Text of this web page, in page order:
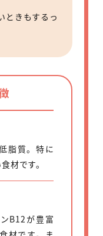
ときもするっ
脂質。特に
材です。
B12が豊富